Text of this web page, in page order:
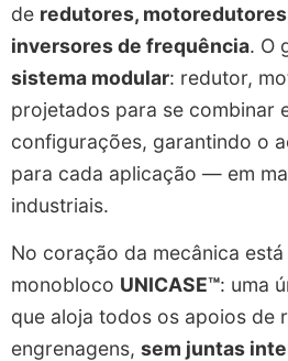
de redutores,
inversores de frequência. O
sistema modular: redutor,
projetados para se combinar
configurações, garantindo o
para cada aplicação — em
industriais.
No coração da mecânica
monobloco UNICASE™: uma
que aloja todos os apoios de
engrenagens, sem juntas